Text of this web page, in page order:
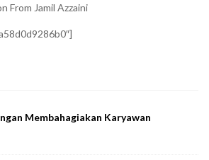
From Jamil Azzaini
Membahagiakan Karyawan